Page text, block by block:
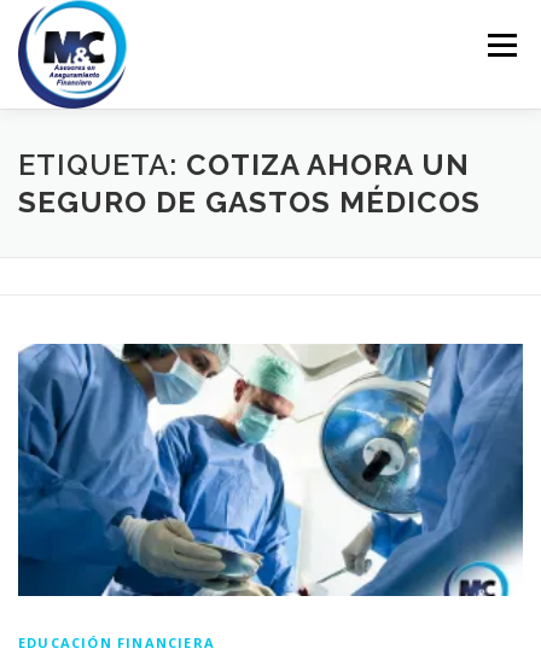
Saltar
contenido
Menú
INICIO ASESORÍA PERSONALES
ETIQUETA: COTIZA AHORA UN
SEGURO DE GASTOS MÉDICOS
EDUCACIÓN FINANCIERA